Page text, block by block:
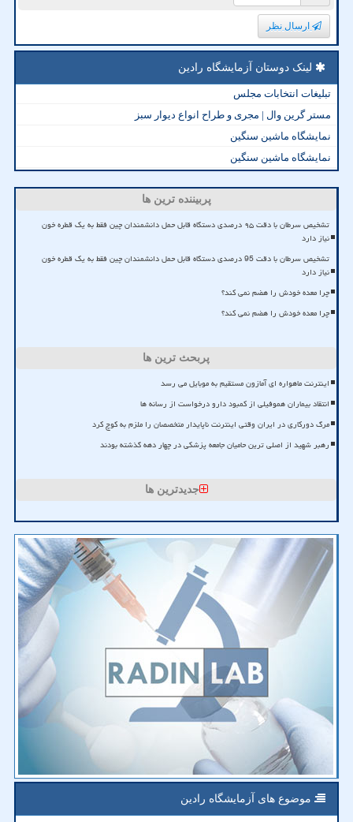
ارسال نظر
لینک دوستان آزمایشگاه رادین
تبلیغات انتخابات مجلس
مستر گرین وال | مجری و طراح انواع دیوار سبز
نمایشگاه ماشین سنگین
نمایشگاه ماشین سنگین
پربیننده ترین ها
تشخیص سرطان با دقت ۹۵ درصدی دستگاه قابل حمل دانشمندان چین فقط به یک قطره خون
نیاز دارد
تشخیص سرطان با دقت 95 درصدی دستگاه قابل حمل دانشمندان چین فقط به یک قطره خون
نیاز دارد
چرا معده خودش را هضم نمی کند؟
چرا معده خودش را هضم نمی کند؟
پربحث ترین ها
اینترنت ماهواره ای آمازون مستقیم به موبایل می رسد
انتقاد بیماران هموفیلی از کمبود دارو درخواست از رسانه ها
مرگ دورکاری در ایران وقتی اینترنت ناپایدار متخصصان را ملزم به کوچ کرد
رهبر شهید از اصلی ترین حامیان جامعه پزشکی در چهار دهه گذشته بودند
جدیدترین ها
موضوع های آزمایشگاه رادین